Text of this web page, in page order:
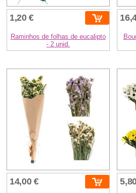
1,20 €
Raminhos de folhas de eucalipto
- 2 unid.
14,00 €